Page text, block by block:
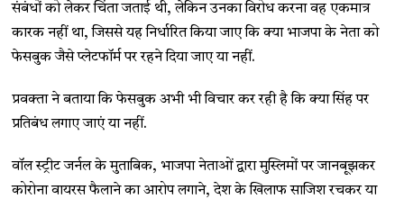
संबंधों को लेकर चिंता जताई थी, लेकिन उनका विरोध करना वह एकमात्र
कारक नहीं था, जिससे यह निर्धारित किया जाए कि क्या भाजपा के नेता को
फेसबुक जैसे प्लेटफॉर्म पर रहने दिया जाए या नहीं.
प्रवक्ता ने बताया कि फेसबुक अभी भी विचार कर रही है कि क्या सिंह पर
प्रतिबंध लगाए जाएं या नहीं.
वॉल स्ट्रीट जर्नल के मुताबिक, भाजपा नेताओं द्वारा मुस्लिमों पर जानबूझकर
कोरोना वायरस फैलाने का आरोप लगाने, देश के खिलाफ साजिश रचकर या